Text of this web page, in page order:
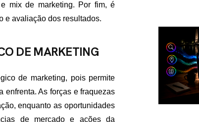
mix de marketing. Por fim, é
e avaliação dos resultados.
DE MARKETING
de marketing, pois permite
enfrenta. As forças e fraquezas
enquanto as oportunidades
de mercado e ações da